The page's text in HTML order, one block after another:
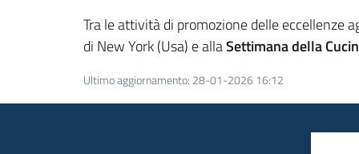
Tra le attività di promozione delle eccellenze
di New York (Usa) e allaSettimana della
Ultimo aggiornamento: 28-01-2026 16:12